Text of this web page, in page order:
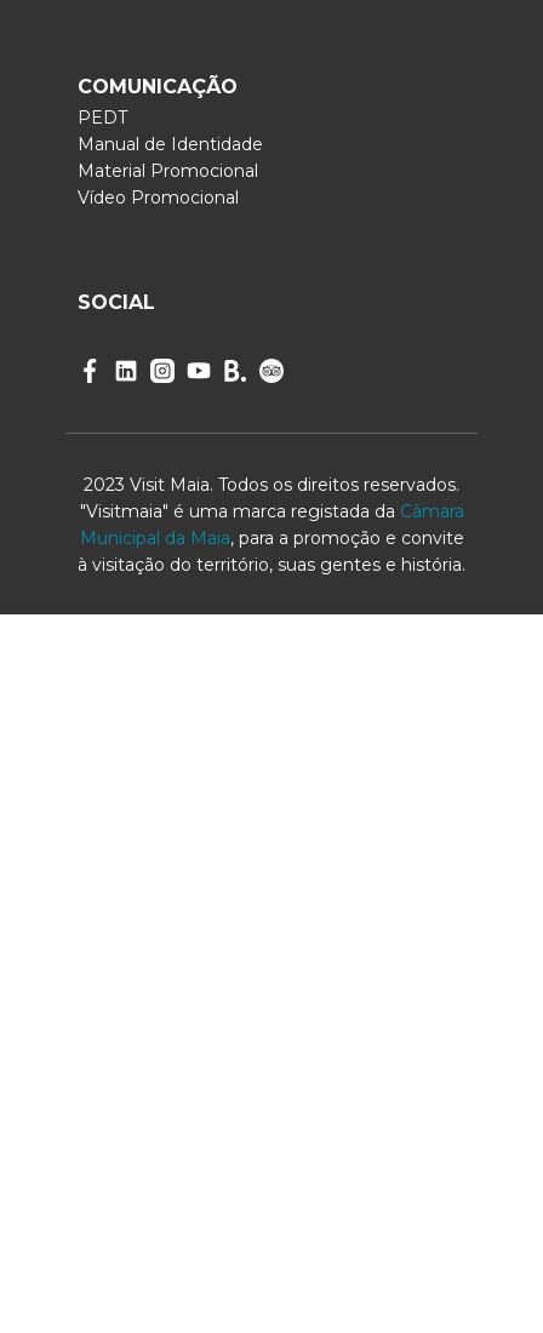
COMUNICAÇÃO
PEDT
Manual de Identidade
Material Promocional
Vídeo Promocional
SOCIAL
2023 Visit Maia. Todos os direitos reservados.
"Visitmaia" é uma marca registada da Câmara
Municipal da Maia, para a promoção e convite
à visitação do território, suas gentes e história.